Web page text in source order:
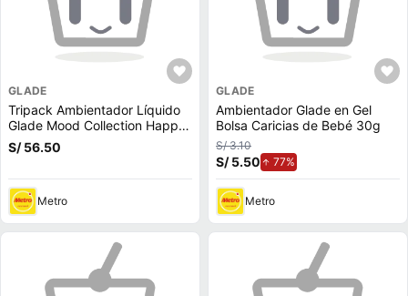
GLADE
Tripack Ambientador Líquido
Glade Mood Collection Happy
Sweet Citrus Repuesto 21ml
S/ 56.50
Metro
GLADE
Ambientador Glade en Gel
Bolsa Caricias de Bebé 30g
S/ 3.10
S/ 5.50 77%
Metro